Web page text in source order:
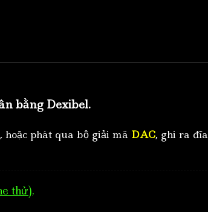
bằng Dexibel.
, hoặc phát qua bộ giải mã DAC, ghi ra đĩa
thử).